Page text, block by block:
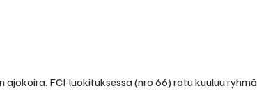
FCI-luokituksessa (nro 66) rotu kuuluu